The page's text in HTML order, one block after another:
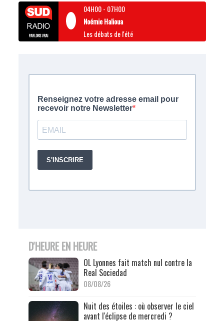
04H00- 07H00
Noémie Halioua
Les débats de l'été
D'HEURE EN HEURE
OL Lyonnes fait match nul contre la
Real Sociedad
08/08/26
Nuit des étoiles : où observer le ciel
avant l'éclipse de mercredi ?